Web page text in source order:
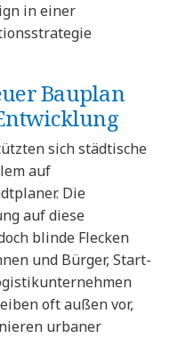
in einer
Bauplan
sich städtische
auf
Die
auf diese
blinde Flecken
und Bürger, Start-
oft außen vor,
urbaner